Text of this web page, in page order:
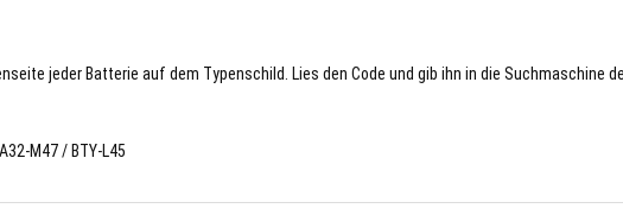
jeder Batterie auf dem Typenschild. Lies den Code und gib ihn in die Suchmaschine
M47 / BTY-L45